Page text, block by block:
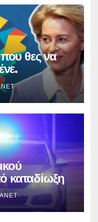
θες να
καταδίωξη